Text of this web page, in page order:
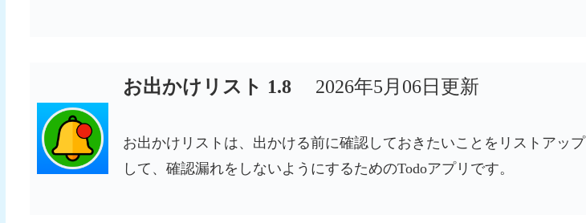
お出かけリスト 1.8 2026年5月06日更新
お出かけリストは、出かける前に確認しておきたいことをリストアップ
して、確認漏れをしないようにするためのTodoアプリです。